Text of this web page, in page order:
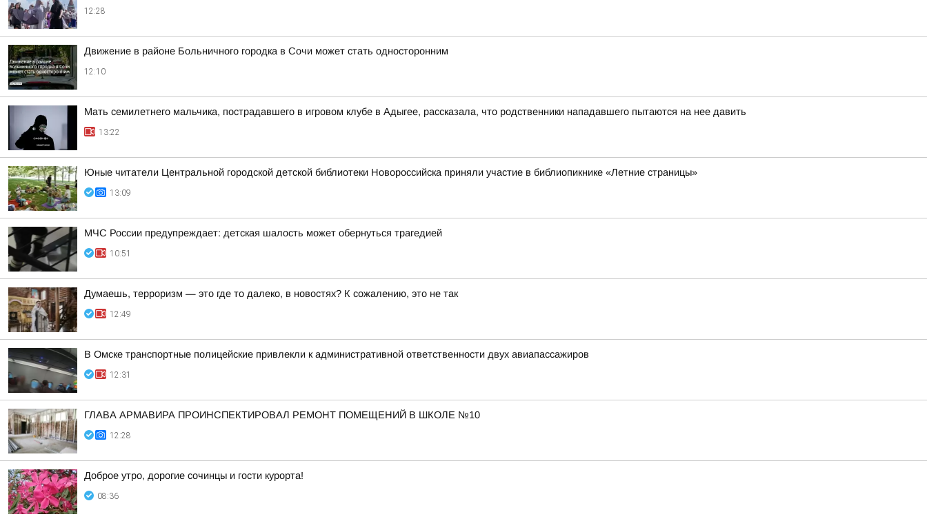
12:28
Движение в районе Больничного городка в Сочи может стать односторонним
12:10
Мать семилетнего мальчика, пострадавшего в игровом клубе в Адыгее, рассказала, что родственники нападавшего пытаются на нее давить
13:22
Юные читатели Центральной городской детской библиотеки Новороссийска приняли участие в библиопикнике «Летние страницы»
13:09
МЧС России предупреждает: детская шалость может обернуться трагедией
10:51
Думаешь, терроризм — это где то далеко, в новостях? К сожалению, это не так
12:49
В Омске транспортные полицейские привлекли к административной ответственности двух авиапассажиров
12:31
ГЛАВА АРМАВИРА ПРОИНСПЕКТИРОВАЛ РЕМОНТ ПОМЕЩЕНИЙ В ШКОЛЕ №10
12:28
Доброе утро, дорогие сочинцы и гости курорта!
08:36